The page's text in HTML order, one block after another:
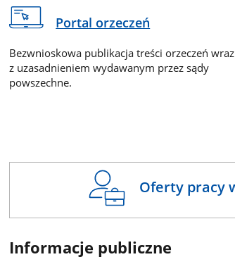
Portal orzeczeń
Bezwnioskowa publikacja treści orzeczeń wraz
z uzasadnieniem wydawanym przez sądy
powszechne.
Oferty pracy
Informacje publiczne